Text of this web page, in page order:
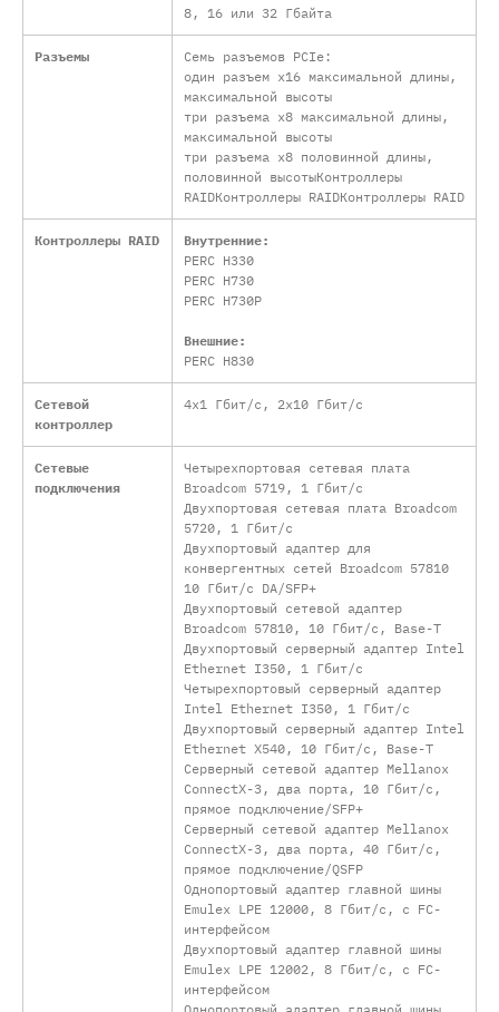
8, 16 или 32 Гбайта
Разъемы
Семь разъемов PCIe:
один разъем x16 максимальной длины,
максимальной высоты
три разъема x8 максимальной длины,
максимальной высоты
три разъема x8 половинной длины,
половинной высотыКонтроллеры
RAIDКонтроллеры RAIDКонтроллеры RAID
Контроллеры RAID
Внутренние:
PERC H330
PERC H730
PERC H730P
Внешние:
PERC H830
Сетевой
контроллер
4x1 Гбит/с, 2x10 Гбит/с
Сетевые
подключения
Четырехпортовая сетевая плата
Broadcom 5719, 1 Гбит/с
Двухпортовая сетевая плата Broadcom
5720, 1 Гбит/с
Двухпортовый адаптер для
конвергентных сетей Broadcom 57810
10 Гбит/с DA/SFP+
Двухпортовый сетевой адаптер
Broadcom 57810, 10 Гбит/с, Base-T
Двухпортовый серверный адаптер Intel
Ethernet I350, 1 Гбит/с
Четырехпортовый серверный адаптер
Intel Ethernet I350, 1 Гбит/с
Двухпортовый серверный адаптер Intel
Ethernet X540, 10 Гбит/с, Base-T
Серверный сетевой адаптер Mellanox
ConnectX-3, два порта, 10 Гбит/с,
прямое подключение/SFP+
Серверный сетевой адаптер Mellanox
ConnectX-3, два порта, 40 Гбит/с,
прямое подключение/QSFP
Однопортовый адаптер главной шины
Emulex LPE 12000, 8 Гбит/с, с FC-
интерфейсом
Двухпортовый адаптер главной шины
Emulex LPE 12002, 8 Гбит/с, с FC-
интерфейсом